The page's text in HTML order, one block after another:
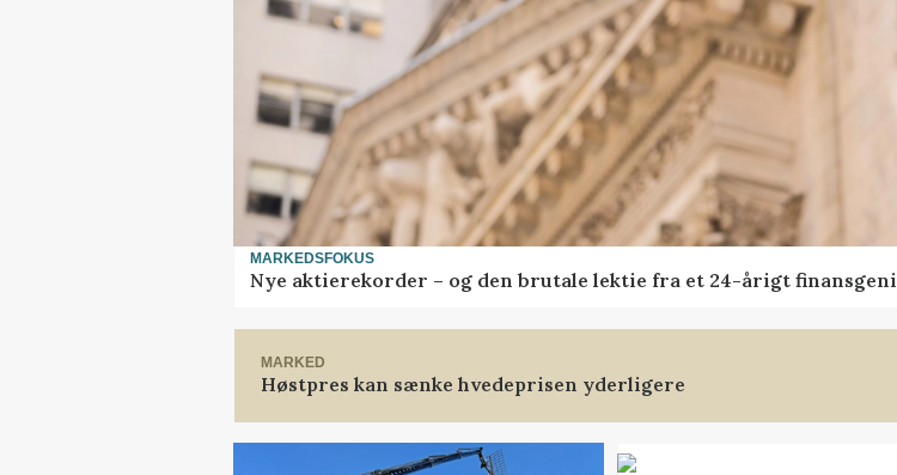
MARKEDSFOKUS
Nye aktierekorder – og den brutale lektie fra et 24-årigt finansgeni
MARKED
Høstpres kan sænke hvedeprisen yderligere